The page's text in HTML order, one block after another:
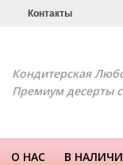
Контакты
Кондитерская
Премиум десерты
О НАС В